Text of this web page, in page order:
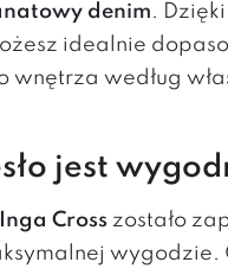
denim.
idealnie
wnętrza według
jest
Cross zostało